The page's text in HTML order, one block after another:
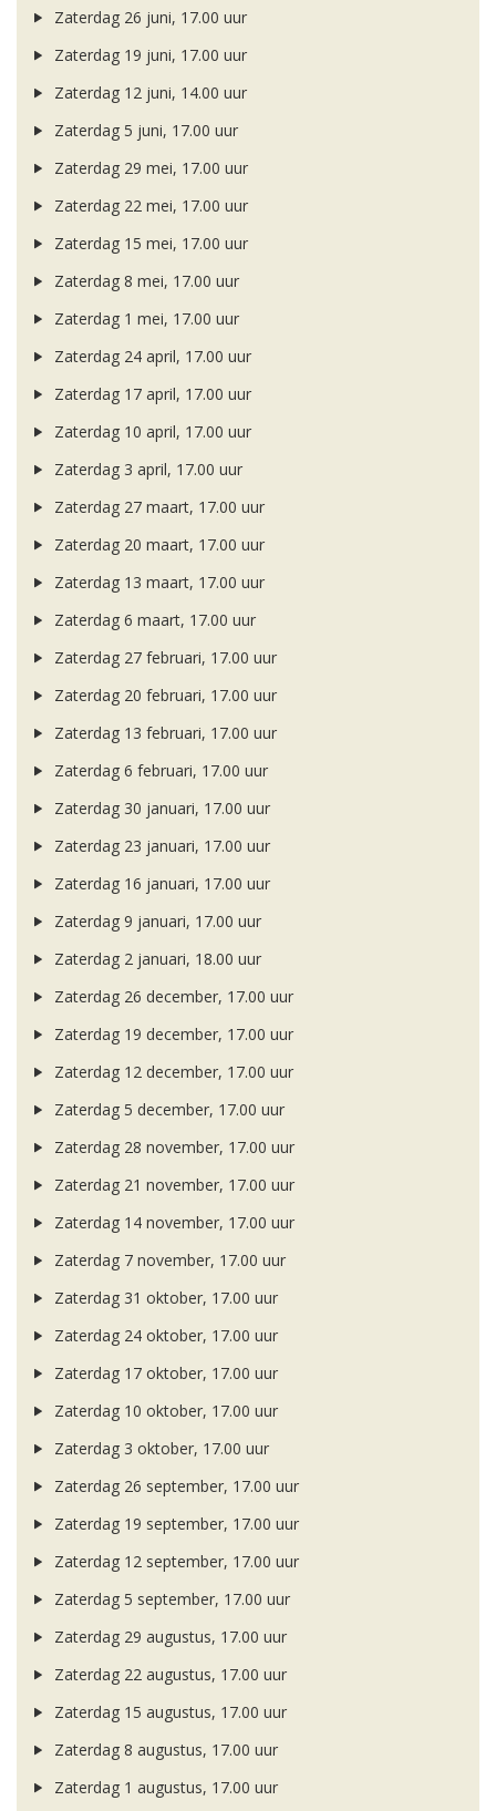
Zaterdag 26 juni, 17.00 uur
Zaterdag 19 juni, 17.00 uur
Zaterdag 12 juni, 14.00 uur
Zaterdag 5 juni, 17.00 uur
Zaterdag 29 mei, 17.00 uur
Zaterdag 22 mei, 17.00 uur
Zaterdag 15 mei, 17.00 uur
Zaterdag 8 mei, 17.00 uur
Zaterdag 1 mei, 17.00 uur
Zaterdag 24 april, 17.00 uur
Zaterdag 17 april, 17.00 uur
Zaterdag 10 april, 17.00 uur
Zaterdag 3 april, 17.00 uur
Zaterdag 27 maart, 17.00 uur
Zaterdag 20 maart, 17.00 uur
Zaterdag 13 maart, 17.00 uur
Zaterdag 6 maart, 17.00 uur
Zaterdag 27 februari, 17.00 uur
Zaterdag 20 februari, 17.00 uur
Zaterdag 13 februari, 17.00 uur
Zaterdag 6 februari, 17.00 uur
Zaterdag 30 januari, 17.00 uur
Zaterdag 23 januari, 17.00 uur
Zaterdag 16 januari, 17.00 uur
Zaterdag 9 januari, 17.00 uur
Zaterdag 2 januari, 18.00 uur
Zaterdag 26 december, 17.00 uur
Zaterdag 19 december, 17.00 uur
Zaterdag 12 december, 17.00 uur
Zaterdag 5 december, 17.00 uur
Zaterdag 28 november, 17.00 uur
Zaterdag 21 november, 17.00 uur
Zaterdag 14 november, 17.00 uur
Zaterdag 7 november, 17.00 uur
Zaterdag 31 oktober, 17.00 uur
Zaterdag 24 oktober, 17.00 uur
Zaterdag 17 oktober, 17.00 uur
Zaterdag 10 oktober, 17.00 uur
Zaterdag 3 oktober, 17.00 uur
Zaterdag 26 september, 17.00 uur
Zaterdag 19 september, 17.00 uur
Zaterdag 12 september, 17.00 uur
Zaterdag 5 september, 17.00 uur
Zaterdag 29 augustus, 17.00 uur
Zaterdag 22 augustus, 17.00 uur
Zaterdag 15 augustus, 17.00 uur
Zaterdag 8 augustus, 17.00 uur
Zaterdag 1 augustus, 17.00 uur